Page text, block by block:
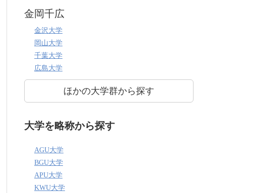
金岡千広
金沢大学
岡山大学
千葉大学
広島大学
ほかの大学群から探す
大学を略称から探す
AGU大学
BGU大学
APU大学
KWU大学